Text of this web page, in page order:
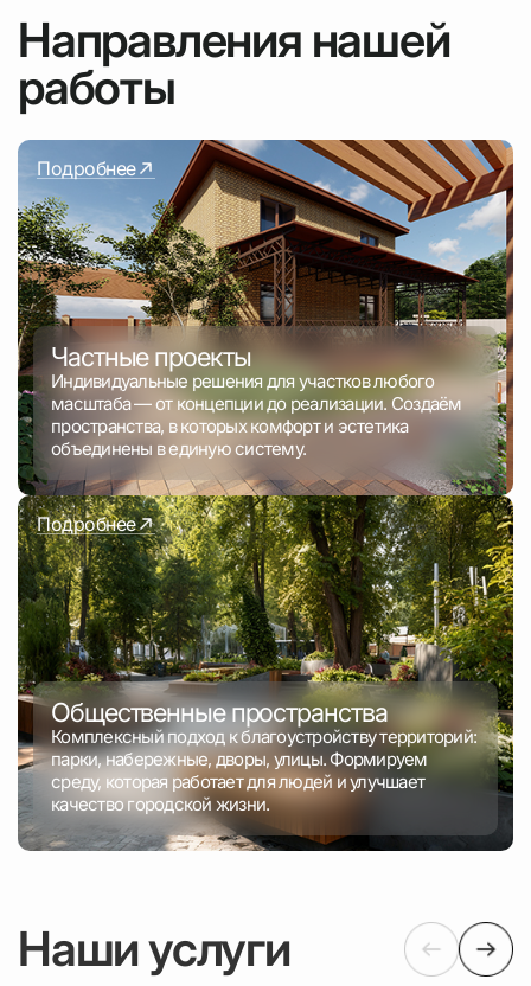
Направления нашей
работы
Подробнее
Частные проекты
Индивидуальные решения для участков любого
масштаба — от концепции до реализации. Создаём
пространства, в которых комфорт и эстетика
объединены в единую систему.
Подробнее
Общественные пространства
Комплексный подход к благоустройству территорий:
парки, набережные, дворы, улицы. Формируем
среду, которая работает для людей и улучшает
качество городской жизни.
Наши услуги